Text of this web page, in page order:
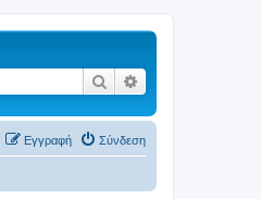
Αναζήτηση
Σύνδεση
Εγγραφή